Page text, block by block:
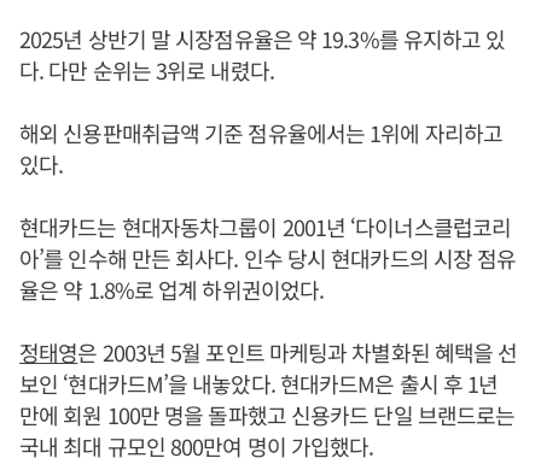
2025년 상반기 말 시장점유율은 약 19.3%를 유지하고 있
다. 다만 순위는 3위로 내렸다.
해외 신용판매취급액 기준 점유율에서는 1위에 자리하고
있다.
현대카드는 현대자동차그룹이 2001년 ‘다이너스클럽코리
아’를 인수해 만든 회사다. 인수 당시 현대카드의 시장 점유
율은 약 1.8%로 업계 하위권이었다.
정태영은 2003년 5월 포인트 마케팅과 차별화된 혜택을 선
보인 ‘현대카드M’을 내놓았다. 현대카드M은 출시 후 1년
만에 회원 100만 명을 돌파했고 신용카드 단일 브랜드로는
국내 최대 규모인 800만여 명이 가입했다.